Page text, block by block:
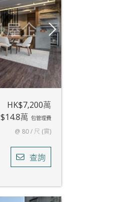
HK$7,200萬
$14.8萬 包管理費
@ 80 / 尺 (實)
查詢